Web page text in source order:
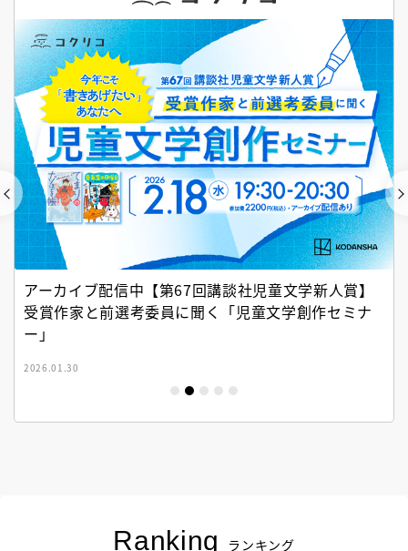
アーカイブ配信中【第67回講談社児童文学新人賞】
受賞作家と前選考委員に聞く「児童文学創作セミナ
ー」
2026.01.30
Ranking ランキング